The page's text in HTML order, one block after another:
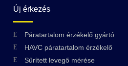
Új érkezés
Páratartalom érzékelő gyártó
HAVC páratartalom érzékelő
Sűrített levegő mérése